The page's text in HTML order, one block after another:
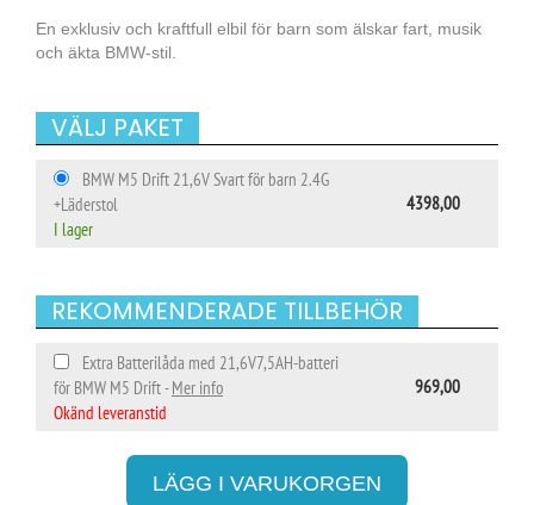
En exklusiv och kraftfull elbil för barn som älskar fart, musik
och äkta BMW-stil.
VÄLJ PAKET
BMW M5 Drift 21,6V Svart för barn 2.4G
+Läderstol
I lager
4398,00
REKOMMENDERADE TILLBEHÖR
Extra Batterilåda med 21,6V7,5AH-batteri
för BMW M5 Drift -Mer info
Okänd leveranstid
969,00